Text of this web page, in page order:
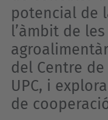
potencial de
l’àmbit de
del Centre
UPC, i
de